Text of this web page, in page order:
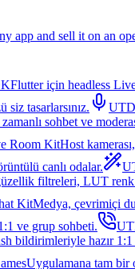
app and sell it on an
Flutter için headless
tasarlarsınız.
sohbet ve
Room KitHost
canlı odalar.
filtreleri, LUT
KitMedya, çevrimiçi
ve grup sohbeti.
bildirimleriyle hazır
Uygulamana tam bir